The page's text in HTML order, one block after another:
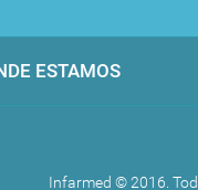
ESTAMOS
Infarmed © 2016.